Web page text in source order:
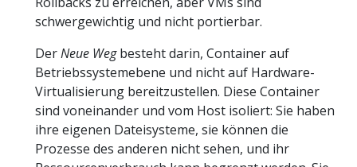
schwergewichtig und nicht portierbar.
DerNeue Wegbesteht darin, Container auf
Betriebssystemebene und nicht auf Hardware-
Virtualisierung bereitzustellen. Diese Container
sind voneinander und vom Host isoliert: Sie haben
ihre eigenen Dateisysteme, sie können die
Prozesse des anderen nicht sehen, und ihr